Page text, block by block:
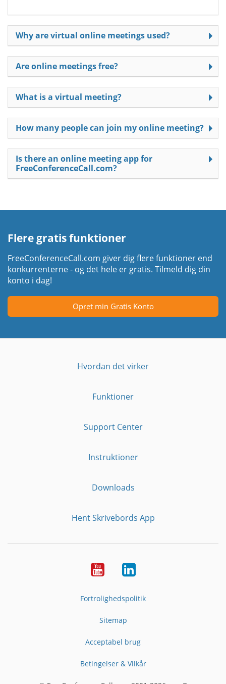
Why are virtual online meetings used?
Are online meetings free?
What is a virtual meeting?
How many people can join my online meeting?
Is there an online meeting app for
FreeConferenceCall.com?
Flere gratis funktioner
FreeConferenceCall.com giver dig flere funktioner end
konkurrenterne - og det hele er gratis. Tilmeld dig din
konto i dag!
Opret min Gratis Konto
Hvordan det virker
Funktioner
Support Center
Instruktioner
Downloads
Hent Skrivebords App
YouTubeLinkedIn
Fortrolighedspolitik
Sitemap
Acceptabel brug
Betingelser & Vilkår